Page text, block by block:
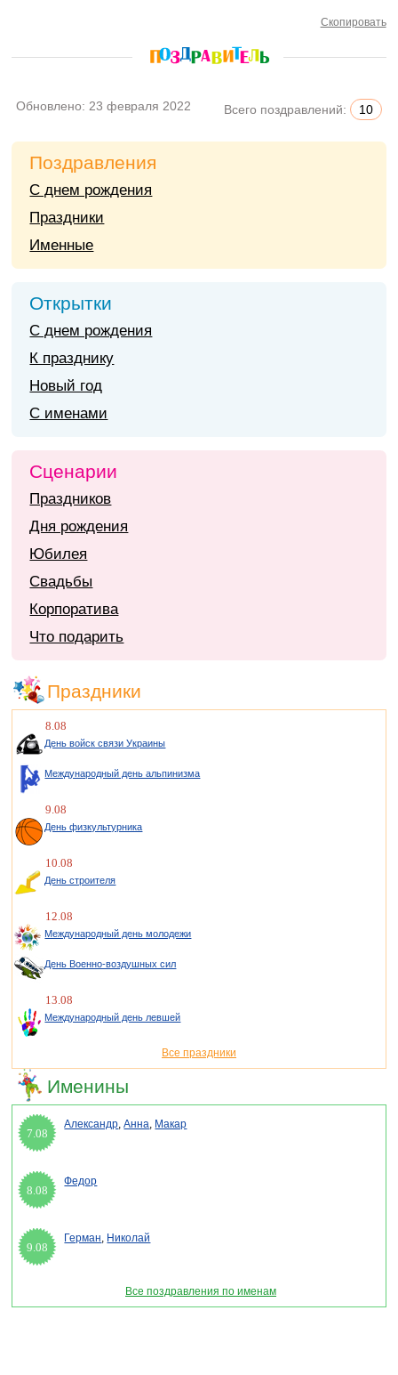
Скопировать
Обновлено: 23 февраля 2022 Всего поздравлений: 10
Поздравления
С днем рождения
Праздники
Именные
Открытки
С днем рождения
К празднику
Новый год
С именами
Сценарии
Праздников
Дня рождения
Юбилея
Свадьбы
Корпоратива
Что подарить
Праздники
8.08
День войск связи Украины
Международный день альпинизма
9.08
День физкультурника
10.08
День строителя
12.08
Международный день молодежи
День Военно-воздушных сил
13.08
Международный день левшей
Все праздники
Именины
7.08
Александр,Анна, Макар
8.08
Федор
9.08
Герман, Николай
Все поздравления по именам